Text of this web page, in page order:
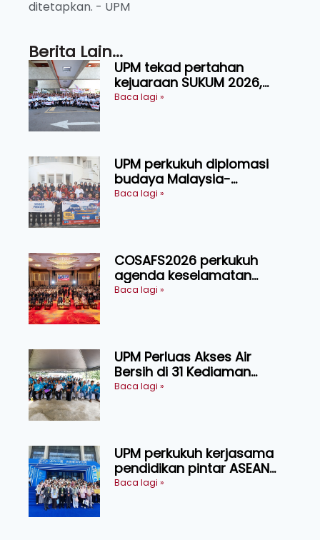
ditetapkan. - UPM
Berita Lain...
UPM tekad pertahan
kejuaraan SUKUM 2026,
sasar 16 pingat emas
Baca lagi »
UPM perkukuh diplomasi
budaya Malaysia-
Indonesia melalui Narasi
Baca lagi »
COSAFS2026 perkukuh
agenda keselamatan
makanan, AgriHub pacu
Baca lagi »
UPM Perluas Akses Air
Bersih di 31 Kediaman
Orang Asli Tasik Chini
Baca lagi »
UPM perkukuh kerjasama
pendidikan pintar ASEAN
menerusi lawatan rasmi ke
Baca lagi »